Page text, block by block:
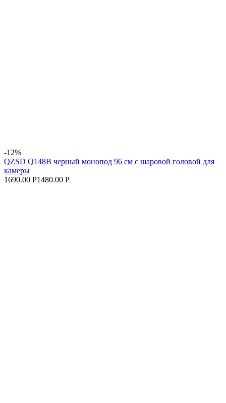
-12%
QZSD Q148B черный монопод 96 см с шаровой головой для
камеры
1690.00 Р1480.00 Р